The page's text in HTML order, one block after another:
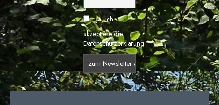
Ja, ich
akzeptiere die
Datenschutzerklärung.